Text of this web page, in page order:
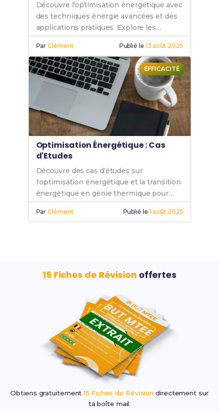
Découvre l'optimisation énergétique avec
des techniques énergie avancées et des
applications pratiques. Explore les
solutions en génie thermique pour
améliorer ton efficacité énergétique.
ParClément Publié le 13 août 2025
EFFICACITÉ
Optimisation Énergétique : Cas
d'Etudes
Découvre des cas d'études sur
l'optimisation énergétique et la transition
énergétique en génie thermique pour
améliorer ton efficacité énergétique.
ParClément Publié le 1 août 2025
15 Fiches de Révision offertes
Obtiens gratuitement15 Fiches de Révision directement sur
ta boîte mail.